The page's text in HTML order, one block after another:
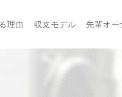
せんたくウサギチェーンに
理由 収支モデル 先輩オ